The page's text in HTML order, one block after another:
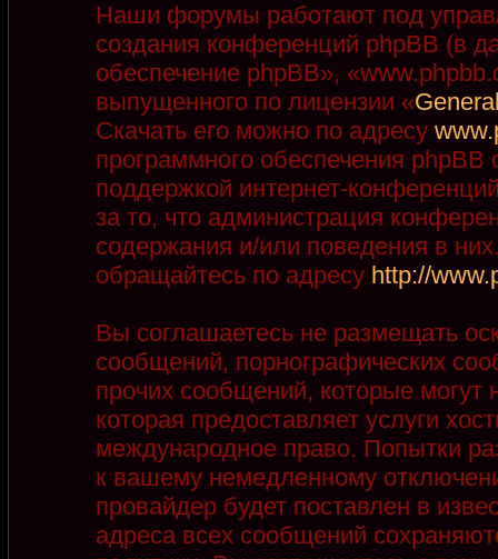
Наши форумы работают под
создания конференций phpBB (в
обеспечение phpBB»,
выпущенного по лицензии «
Скачать его можно по адресу
программного обеспечения phpBB
поддержкой интернет-
за то, что администрация
содержания и/или поведения в
обращайтесь по адресу http://
Вы соглашаетесь не размещать
сообщений, порнографических
прочих сообщений, которые
которая предоставляет услуги
международное право. Попытки
к вашему немедленному
провайдер будет поставлен в
адреса всех сообщений